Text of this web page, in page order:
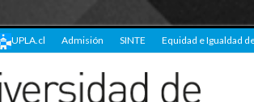
UPLA.cl Admisión SINTE Equidad e Igualdad